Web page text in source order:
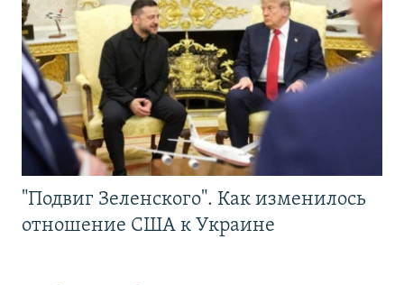
"Подвиг Зеленского". Как изменилось
отношение США к Украине